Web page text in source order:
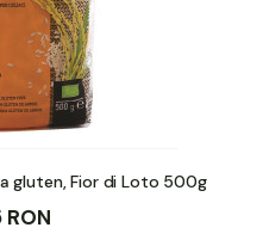
gluten, Fior di Loto 500g